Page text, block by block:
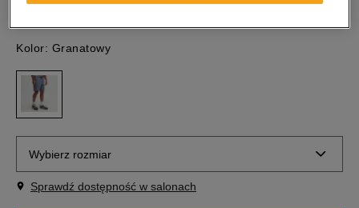
Kolor: Granatowy
Wybierz rozmiar
32
Sprawdź dostępność w salonach